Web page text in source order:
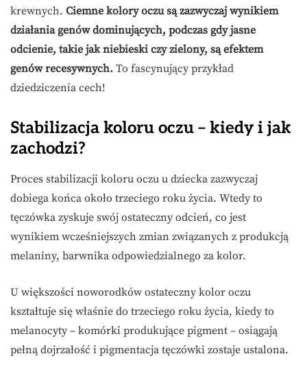
krewnych. Ciemne kolory oczu są zazwyczaj wynikiem
działania genów dominujących, podczas gdy jasne
odcienie, takie jak niebieski czy zielony, są efektem
genów recesywnych. To fascynujący przykład
dziedziczenia cech!
Stabilizacja koloru oczu – kiedy i jak
zachodzi?
Proces stabilizacji koloru oczu u dziecka zazwyczaj
dobiega końca około trzeciego roku życia. Wtedy to
tęczówka zyskuje swój ostateczny odcień, co jest
wynikiem wcześniejszych zmian związanych z produkcją
melaniny, barwnika odpowiedzialnego za kolor.
U większości noworodków ostateczny kolor oczu
kształtuje się właśnie do trzeciego roku życia, kiedy to
melanocyty – komórki produkujące pigment – osiągają
pełną dojrzałość i pigmentacja tęczówki zostaje ustalona.